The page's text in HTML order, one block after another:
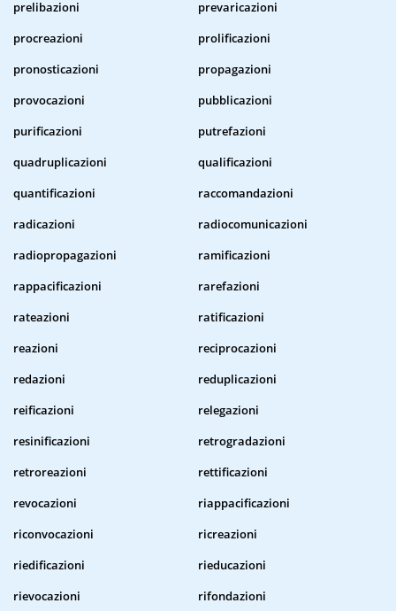
prelibazioni
prevaricazioni
procreazioni
prolificazioni
pronosticazioni
propagazioni
provocazioni
pubblicazioni
purificazioni
putrefazioni
quadruplicazioni
qualificazioni
quantificazioni
raccomandazioni
radicazioni
radiocomunicazioni
radiopropagazioni
ramificazioni
rappacificazioni
rarefazioni
rateazioni
ratificazioni
reazioni
reciprocazioni
redazioni
reduplicazioni
reificazioni
relegazioni
resinificazioni
retrogradazioni
retroreazioni
rettificazioni
revocazioni
riappacificazioni
riconvocazioni
ricreazioni
riedificazioni
rieducazioni
rievocazioni
rifondazioni